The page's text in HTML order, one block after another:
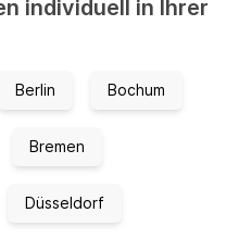
individuell in Ihrer
Berlin Bochum
Bremen
Düsseldorf